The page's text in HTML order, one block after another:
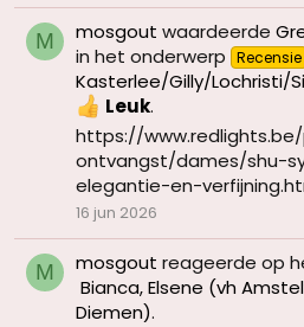
M mosgout waardeerde
in het onderwerp Recensie
Kasterlee/Gilly/Lochristi/
Leuk.
https://
ontvangst/dames/shu-
elegantie-en-
16 jun 2026
M mosgout reageerde op
Bianca, Elsene (vh
Diemen).